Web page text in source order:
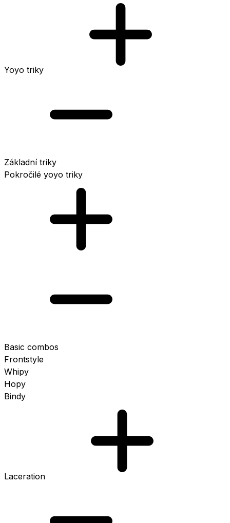
Yoyo triky
Základní triky
Pokročilé yoyo triky
Basic combos
Frontstyle
Whipy
Hopy
Bindy
Laceration